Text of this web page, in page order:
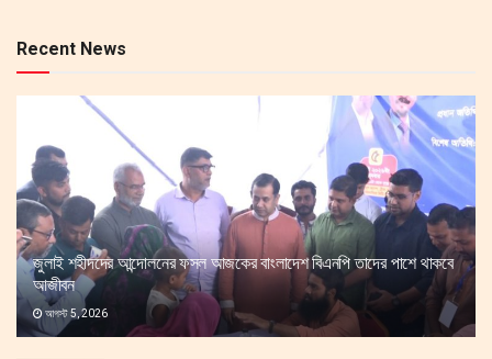
Recent News
জুলাই শহীদদের আন্দোলনের ফসল আজকের বাংলাদেশ বিএনপি তাদের পাশে থাকবে
আজীবন
আগস্ট 5, 2026